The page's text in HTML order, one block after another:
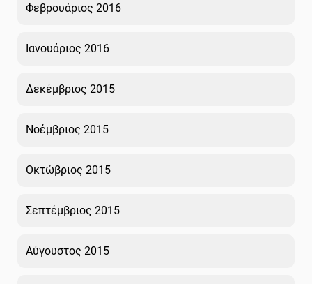
Φεβρουάριος 2016
Ιανουάριος 2016
Δεκέμβριος 2015
Νοέμβριος 2015
Οκτώβριος 2015
Σεπτέμβριος 2015
Αύγουστος 2015